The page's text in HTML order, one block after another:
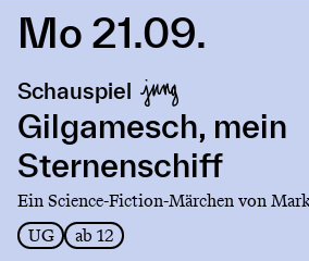
Link
Gilgamesch,
mein
Sternenschiff
Mo 21.09.
Schauspiel
Gilgamesch, mein
Sternenschiff
Ein Science-Fiction-Märchen von
UG
ab 12